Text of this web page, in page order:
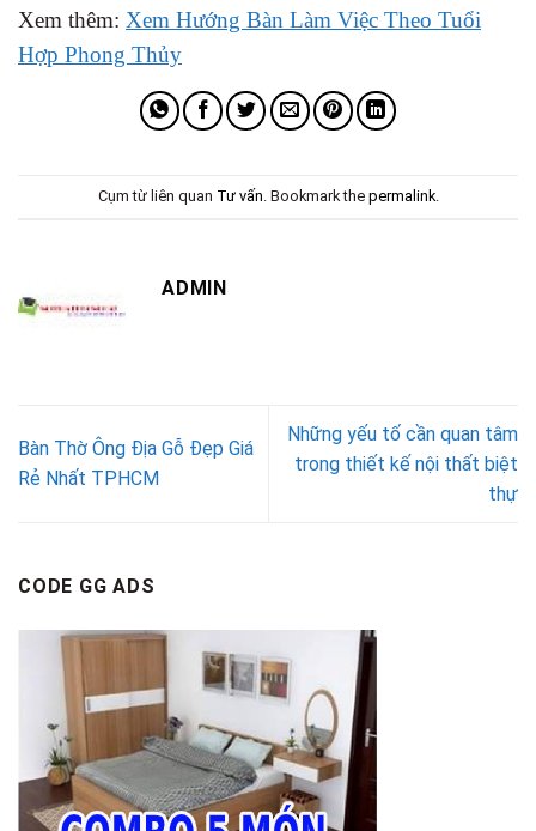
Xem thêm: Xem Hướng Bàn Làm Việc Theo Tuổi
Hợp Phong Thủy
Cụm từ liên quan Tư vấn . Bookmark the permalink.
ADMIN
Bàn Thờ Ông Địa Gỗ Đẹp Giá
Rẻ Nhất TPHCM
Những yếu tố cần quan tâm
trong thiết kế nội thất biệt
thự
CODE GG ADS